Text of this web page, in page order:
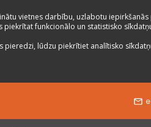
vietnes darbību, uzlabotu
piekrītat funkcionālo un statistisko
lūdzu piekrītiet analītisko